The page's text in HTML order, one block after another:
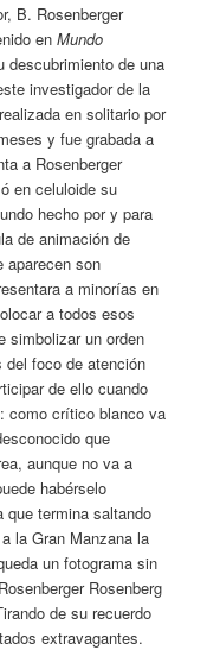
B. Rosenberger
enMundo
descubrimiento de una
investigador de la
en solitario por
y fue grabada a
a Rosenberger
en celuloide su
hecho por y para
de animación de
aparecen son
a minorías en
a todos esos
simbolizar un orden
del foco de atención
de ello cuando
como crítico blanco va
que
aunque no va a
habérselo
que termina saltando
la Gran Manzana la
un fotograma sin
Rosenberg
de su recuerdo
extravagantes.